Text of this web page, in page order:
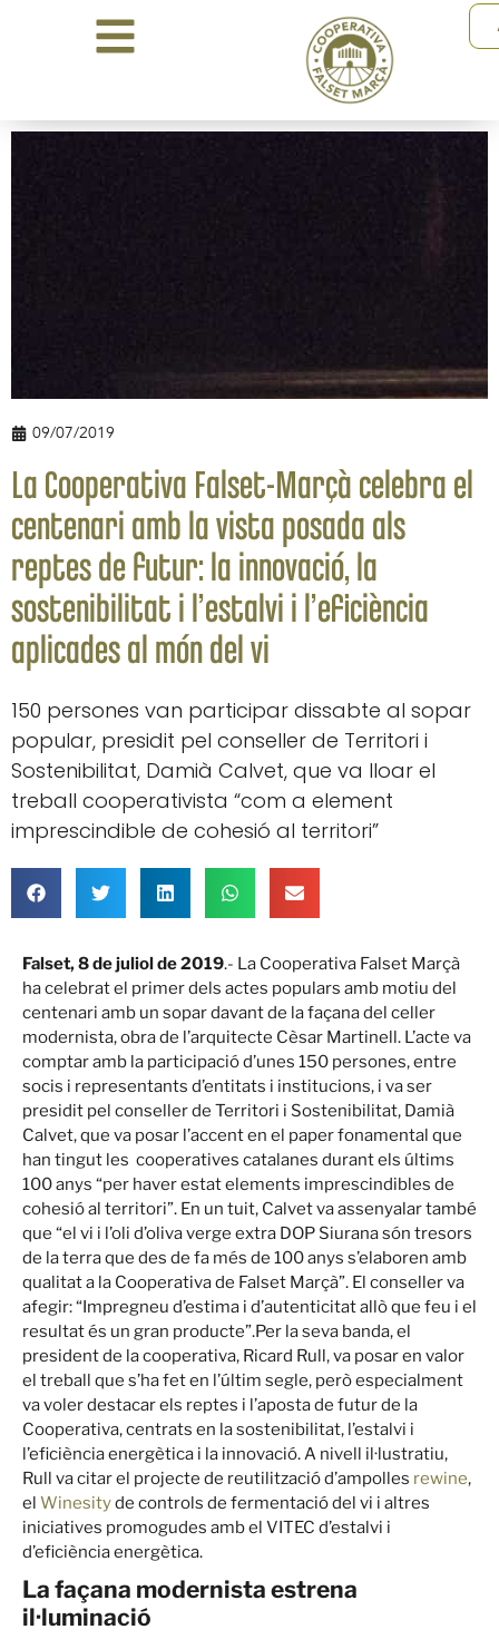
09/07/2019
La Cooperativa Falset-Marçà celebra el
centenari amb la vista posada als
reptes de futur: la innovació, la
sostenibilitat i l’estalvi i l’eficiència
aplicades al món del vi
150 persones van participar dissabte al sopar
popular, presidit pel conseller de Territori i
Sostenibilitat, Damià Calvet, que va lloar el
treball cooperativista “com a element
imprescindible de cohesió al territori”
Falset, 8 de juliol de 2019.- La Cooperativa Falset Marçà
ha celebrat el primer dels actes populars amb motiu del
centenari amb un sopar davant de la façana del celler
modernista, obra de l’arquitecte Cèsar Martinell. L’acte va
comptar amb la participació d’unes 150 persones, entre
socis i representants d’entitats i institucions, i va ser
presidit pel conseller de Territori i Sostenibilitat, Damià
Calvet, que va posar l’accent en el paper fonamental que
han tingut les cooperatives catalanes durant els últims
100 anys “per haver estat elements imprescindibles de
cohesió al territori”. En un tuit, Calvet va assenyalar també
que “el vi i l’oli d’oliva verge extra DOP Siurana són tresors
de la terra que des de fa més de 100 anys s’elaboren amb
qualitat a la Cooperativa de Falset Marçà”. El conseller va
afegir: “Impregneu d’estima i d’autenticitat allò que feu i el
resultat és un gran producte”.Per la seva banda, el
president de la cooperativa, Ricard Rull, va posar en valor
el treball que s’ha fet en l’últim segle, però especialment
va voler destacar els reptes i l’aposta de futur de la
Cooperativa, centrats en la sostenibilitat, l’estalvi i
l’eficiència energètica i la innovació. A nivell il·lustratiu,
Rull va citar el projecte de reutilització d’ampolles rewine,
el Winesityde controls de fermentació del vi i altres
iniciatives promogudes amb el VITEC d’estalvi i
d’eficiència energètica.
La façana modernista estrena
il·luminació